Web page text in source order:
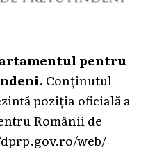
pentru
. Conținutul
poziția oficială a
Românii de
web/